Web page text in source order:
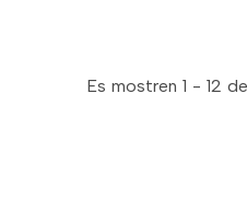
Es mostren 1 - 12